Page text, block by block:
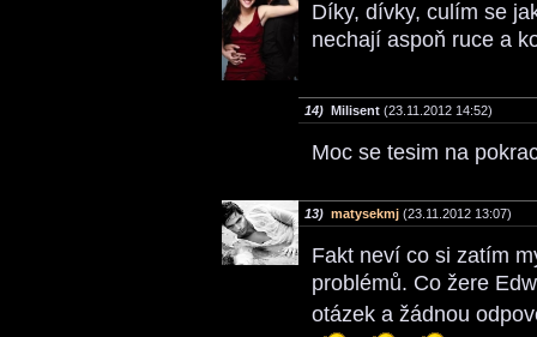
Díky, dívky, culím se
nechají aspoň ruce a
14) Milisent (23.11.2012 14:52)
Moc se tesim na
13) matysekmj (23.11.2012 13:07)
Fakt neví co si zatím
problémů. Co žere
otázek a žádnou